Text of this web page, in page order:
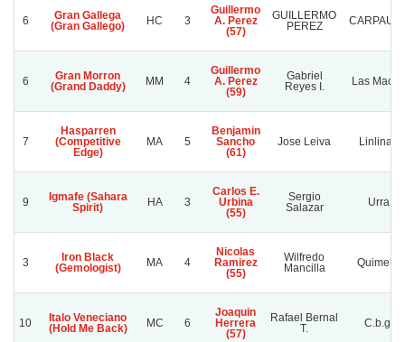
6
Gran Gallega
(Gran Gallego)
HC 3
Guillermo
A. Perez
(57)
GUILLERMO
PEREZ
6
Gran Morron
(Grand Daddy)
MM 4
Guillermo
A. Perez
(59)
Gabriel
Reyes I.
Las Macas
7
Hasparren
(Competitive
Edge)
MA 5
Benjamin
Sancho
(61)
Jose Leiva Linlinao
9
Igmafe (Sahara
Spirit)
HA 3
Carlos E.
Urbina
(55)
Sergio
Salazar
Urra
3
Iron Black
(Gemologist)
MA 4
Nicolas
Ramirez
(55)
Wilfredo
Mancilla
Quimera
10
Italo Veneciano
(Hold Me Back)
MC 6
Joaquin
Herrera
(57)
Rafael Bernal
T.
C.b.g.